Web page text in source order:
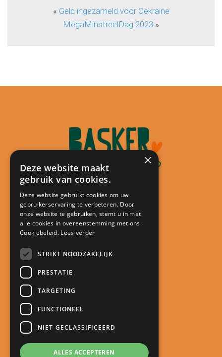
« Geld ingezameld voor Oekraïne
MegaMinstreelDag 2023 »
Contact
Kindcentrum De Minstreel
3401 CA IJsselstein
Snel naar
Meld je kind aan
Roosters
×
Deze website maakt
gebruik van cookies.
Deze website gebruikt cookies om uw
gebruikerservaring te verbeteren. Door
onze website te gebruiken, stemt u in met
alle cookies in overeenstemming met ons
Cookiebeleid. Lees verder
STRIKT NOODZAKELIJK
PRESTATIE
TARGETING
FUNCTIONEEL
NIET-GECLASSIFICEERD
ALLES ACCEPTEREN